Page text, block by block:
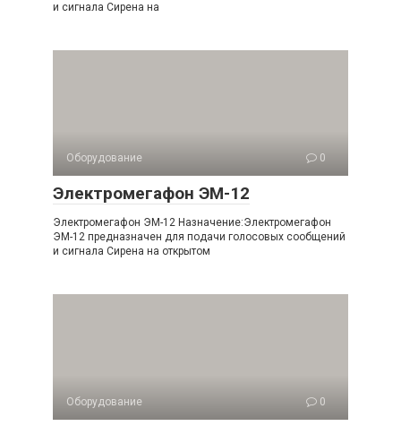
и сигнала Сирена на
Оборудование 0
Электромегафон ЭМ-12
Электромегафон ЭМ-12 Назначение:Электромегафон
ЭМ-12 предназначен для подачи голосовых сообщений
и сигнала Сирена на открытом
Оборудование 0